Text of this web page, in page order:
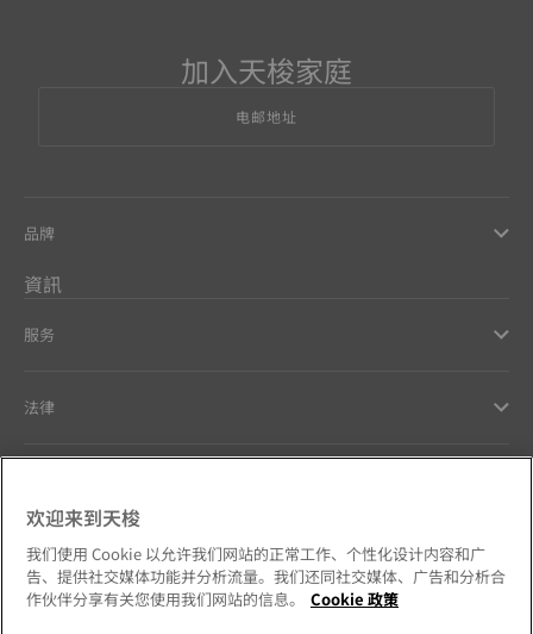
加入天梭家庭
电邮地址
品牌
資訊
服务
法律
Our commitments
欢迎来到天梭
我们使用 Cookie 以允许我们网站的正常工作、个性化设计内容和广
告、提供社交媒体功能并分析流量。我们还同社交媒体、广告和分析合
作伙伴分享有关您使用我们网站的信息。
Cookie 政策